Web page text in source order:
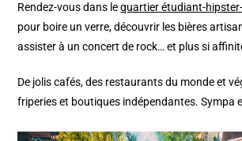
Rendez-vous dans lequartier étudiant-
pour boire un verre, découvrir les bières
assister à un concert de rock… et plus si
De jolis cafés, des restaurants du monde et
friperies et boutiques indépendantes. Sympa